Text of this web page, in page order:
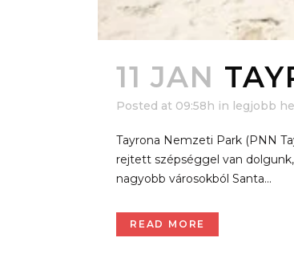
11 JAN
Posted at 09:58h in legjobb
Tayrona Nemzeti Park (PNN
rejtett szépséggel van
nagyobb városokból Santa...
READ MORE